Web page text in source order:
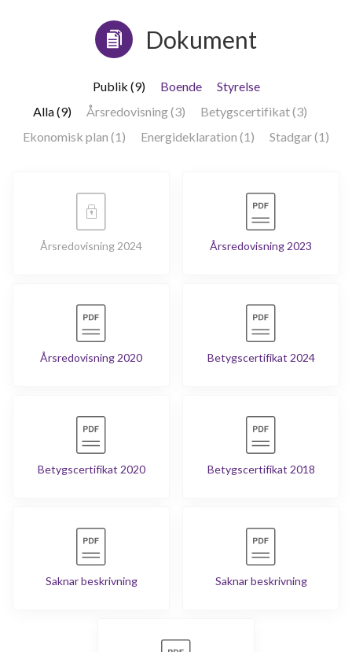
Dokument
Publik (9) Boende
Styrelse
Alla (9)
Årsredovisning (3)
Betygscertifikat (3)
Ekonomisk plan (1)
Energideklaration (1) Stadgar (1)
Årsredovisning 2024 Årsredovisning 2023
Årsredovisning 2020 Betygscertifikat 2024
Betygscertifikat 2020 Betygscertifikat 2018
Saknar beskrivning Saknar beskrivning